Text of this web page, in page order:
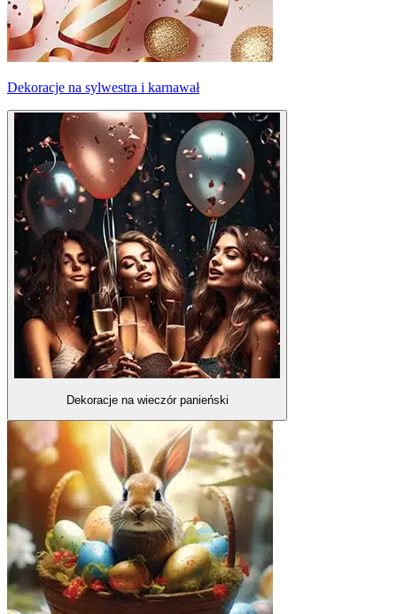
Dekoracje na sylwestra i karnawał
Dekoracje na wieczór panieński